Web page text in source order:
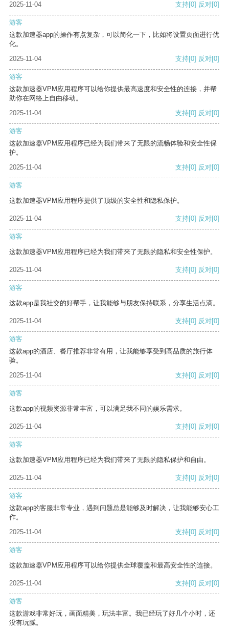
2025-11-04
支持[0] 反对[0]
游客
这款加速器app的操作有点复杂，可以简化一下，比如将设置页面进行优
化。
2025-11-04
支持[0] 反对[0]
游客
这款加速器VPM应用程序可以给你提供最高速度和安全性的连接，并帮
助你在网络上自由移动。
2025-11-04
支持[0] 反对[0]
游客
这款加速器VPM应用程序已经为我们带来了无限的流畅体验和安全性保
护。
2025-11-04
支持[0] 反对[0]
游客
这款加速器VPM应用程序提供了顶级的安全性和隐私保护。
2025-11-04 支持[0] 反对[0]
游客
这款加速器VPM应用程序已经为我们带来了无限的隐私和安全性保护。
2025-11-04 支持[0] 反对[0]
游客
这款app是我社交的好帮手，让我能够与朋友保持联系，分享生活点滴。
2025-11-04 支持[0] 反对[0]
游客
这款app的酒店、餐厅推荐非常有用，让我能够享受到高品质的旅行体
验。
2025-11-04
支持[0] 反对[0]
游客
这款app的视频资源非常丰富，可以满足我不同的娱乐需求。
2025-11-04 支持[0] 反对[0]
游客
这款加速器VPM应用程序已经为我们带来了无限的隐私保护和自由。
2025-11-04 支持[0] 反对[0]
游客
这款app的客服非常专业，遇到问题总是能够及时解决，让我能够安心工
作。
2025-11-04
支持[0] 反对[0]
游客
这款加速器VPM应用程序可以给你提供全球覆盖和最高安全性的连接。
2025-11-04 支持[0] 反对[0]
游客
这款游戏非常好玩，画面精美，玩法丰富。我已经玩了好几个小时，还
没有玩腻。